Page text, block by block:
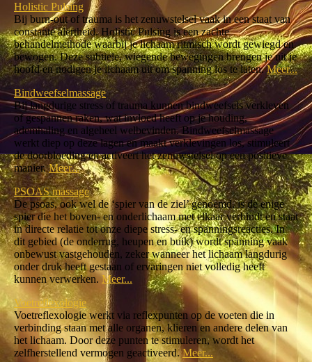
Holistic Pulsing
Bij burn-out of trauma is het zenuwstelsel vaak in een staat van
constante alertheid. Holistic Pulsing is een zachte
behandelmethode waarbij je lichaam ritmisch wordt gewiegd en
bewogen. Deze subtiele, wiegende bewegingen brengen je uit je
hoofd en nodigen je lichaam uit om spanning los te laten.Meer...
Bindweefselmassage
Bij langdurige stress of trauma kunnen bindweefsels verkleven
of gespannen raken, wat invloed heeft op je houding,
ademhaling en algeheel welbevinden. Bindweefselmassage
werkt diep op deze lagen en maakt verklevingen los, stimuleert
de doorbloeding en activeert het zenuwstelsel op een positieve
manier.Meer...
PSOAS massage
De psoas, ook wel de ‘spier van de ziel’ genoemd, is de enige
spier die het boven- en onderlichaam met elkaar verbindt en staat
in directe relatie tot onze diepe stress- en spanningsreacties. In
dit gebied (de onderrug, heupen en buik) wordt spanning vaak
onbewust vastgehouden, zeker wanneer het lichaam langdurig
onder druk heeft gestaan of ervaringen niet volledig heeft
kunnen verwerken.Meer...
Voetreflexologie
Voetreflexologie werkt via reflexpunten op de voeten die in
verbinding staan met alle organen, klieren en andere delen van
het lichaam. Door deze punten te stimuleren, wordt het
zelfherstellend vermogen geactiveerd.Meer...